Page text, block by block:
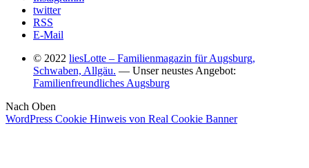
twitter
RSS
E-Mail
© 2022 liesLotte – Familienmagazin für Augsburg,
Schwaben, Allgäu. — Unser neustes Angebot:
Familienfreundliches Augsburg
Nach Oben
WordPress Cookie Hinweis von Real Cookie Banner